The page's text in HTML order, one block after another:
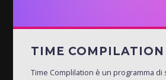
TIME COMPILATION
Time Complilation è un programma di